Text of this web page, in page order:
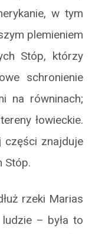
w tym
plemieniem
Stóp, którzy
schronienie
na równinach;
łowieckie.
znajduje
Stóp.
rzeki Marias
– była to